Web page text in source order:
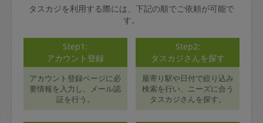
タスカジを利用する際には、下記の順でご依頼が可能で
す。
Step1:
アカウント登録
アカウント登録ページに必
要情報を入力し、メール認
証を行う。
Step2:
タスカジさんを探す
最寄り駅や日付で絞り込み
検索を行い、ニーズに合う
タスカジさんを探す。